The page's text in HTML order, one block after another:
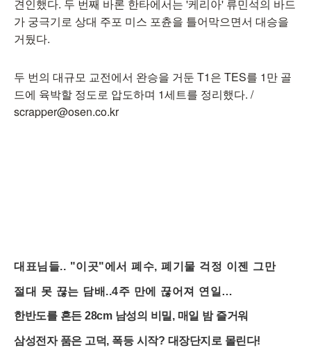
견인했다. 두 번째 바론 한타에서는 '케리아' 류민석의 바드
가 궁극기로 상대 주포 미스 포츈을 틀어막으면서 대승을
거뒀다.
두 번의 대규모 교전에서 완승을 거둔 T1은 TES를 1만 골
드에 육박할 정도로 압도하며 1세트를 정리했다. /
scrapper@osen.co.kr